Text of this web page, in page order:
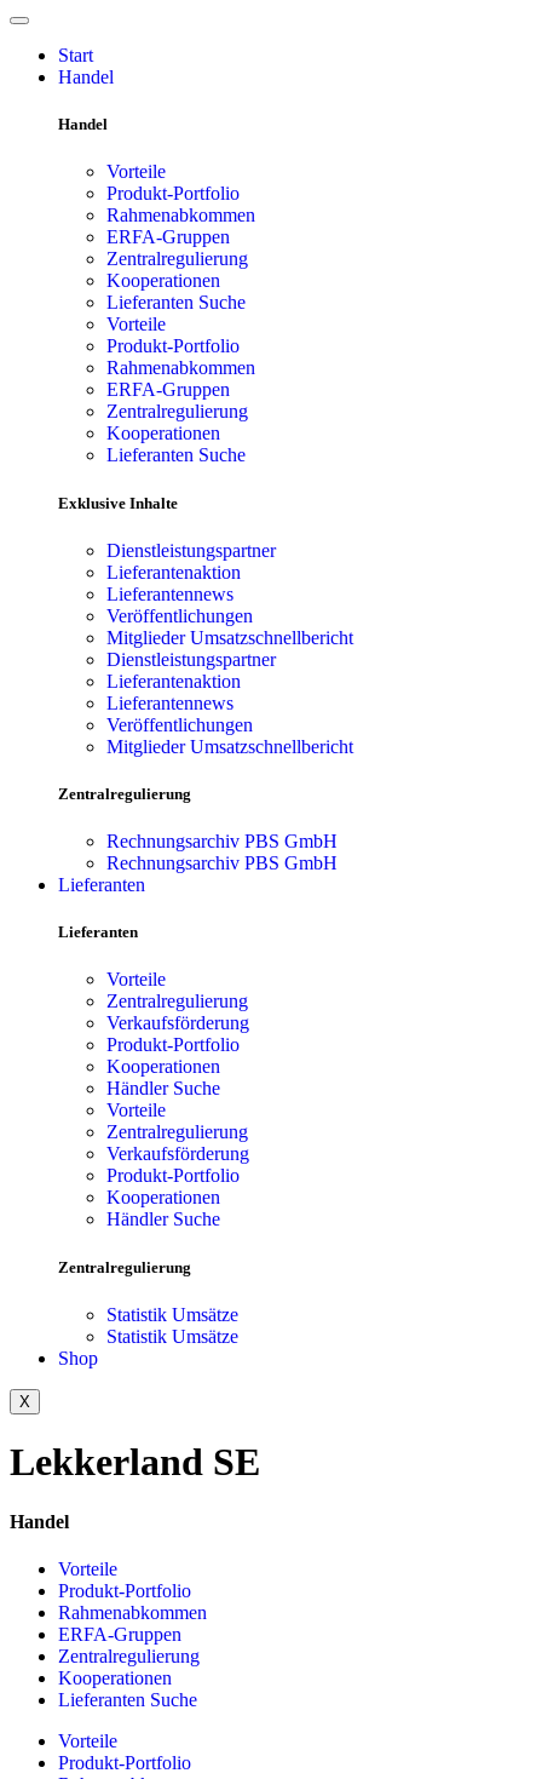
Start
Handel
Handel
Vorteile
Produkt-Portfolio
Rahmenabkommen
ERFA-Gruppen
Zentralregulierung
Kooperationen
Lieferanten Suche
Vorteile
Produkt-Portfolio
Rahmenabkommen
ERFA-Gruppen
Zentralregulierung
Kooperationen
Lieferanten Suche
Exklusive Inhalte
Dienstleistungspartner
Lieferantenaktion
Lieferantennews
Veröffentlichungen
Mitglieder Umsatzschnellbericht
Dienstleistungspartner
Lieferantenaktion
Lieferantennews
Veröffentlichungen
Mitglieder Umsatzschnellbericht
Zentralregulierung
Rechnungsarchiv PBS GmbH
Rechnungsarchiv PBS GmbH
Lieferanten
Lieferanten
Vorteile
Zentralregulierung
Verkaufsförderung
Produkt-Portfolio
Kooperationen
Händler Suche
Vorteile
Zentralregulierung
Verkaufsförderung
Produkt-Portfolio
Kooperationen
Händler Suche
Zentralregulierung
Statistik Umsätze
Statistik Umsätze
Shop
X
Lekkerland SE
Handel
Vorteile
Produkt-Portfolio
Rahmenabkommen
ERFA-Gruppen
Zentralregulierung
Kooperationen
Lieferanten Suche
Vorteile
Produkt-Portfolio